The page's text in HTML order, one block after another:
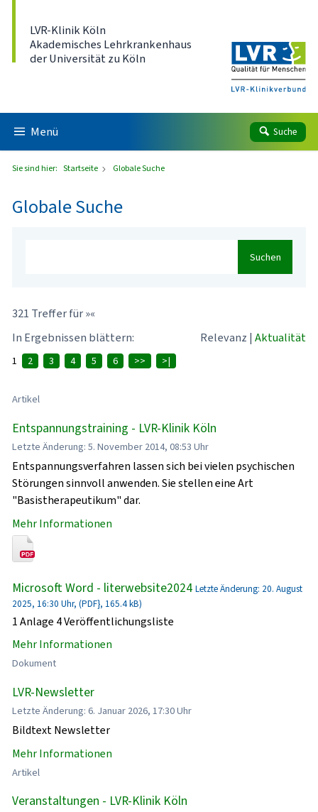
LVR-Klinik Köln
Akademisches Lehrkrankenhaus
der Universität zu Köln
Menü Suche
Sie sind hier: Startseite Globale Suche
Globale Suche
Suchen
321 Treffer für »«
In Ergebnissen blättern:
Relevanz | Aktualität
1 2 3 4 5 6 >> >|
Artikel
Entspannungstraining - LVR-Klinik Köln
Letzte Änderung: 5. November 2014, 08:53 Uhr
Entspannungsverfahren lassen sich bei vielen psychischen
Störungen sinnvoll anwenden. Sie stellen eine Art
"Basistherapeutikum" dar.
Mehr Informationen
Microsoft Word - literwebsite2024 Letzte Änderung: 20. August
2025, 16:30 Uhr, (PDF}, 165.4 kB)
1 Anlage 4 Veröffentlichungsliste
Mehr Informationen
Dokument
LVR-Newsletter
Letzte Änderung: 6. Januar 2026, 17:30 Uhr
Bildtext Newsletter
Mehr Informationen
Artikel
Veranstaltungen - LVR-Klinik Köln